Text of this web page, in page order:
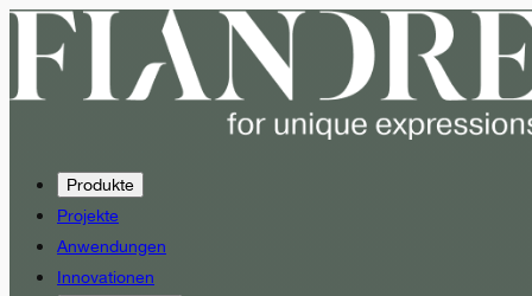
Produkte
Projekte
Anwendungen
Innovationen